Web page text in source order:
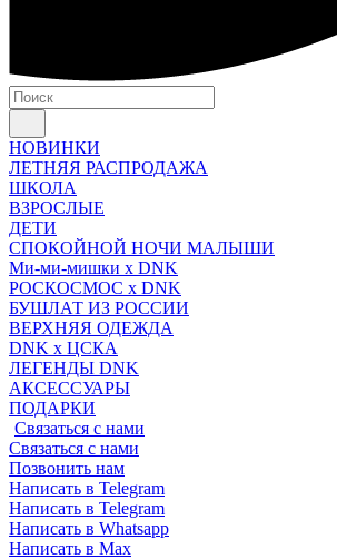
НОВИНКИ
ЛЕТНЯЯ РАСПРОДАЖА
ШКОЛА
ВЗРОСЛЫЕ
ДЕТИ
СПОКОЙНОЙ НОЧИ МАЛЫШИ
Ми-ми-мишки x DNK
РОСКОСМОС x DNK
БУШЛАТ ИЗ РОССИИ
ВЕРХНЯЯ ОДЕЖДА
DNK x ЦСКА
ЛЕГЕНДЫ DNK
АКСЕССУАРЫ
ПОДАРКИ
Связаться с нами
Связаться с нами
Позвонить нам
Написать в Telegram
Написать в Telegram
Написать в Whatsapp
Написать в Max